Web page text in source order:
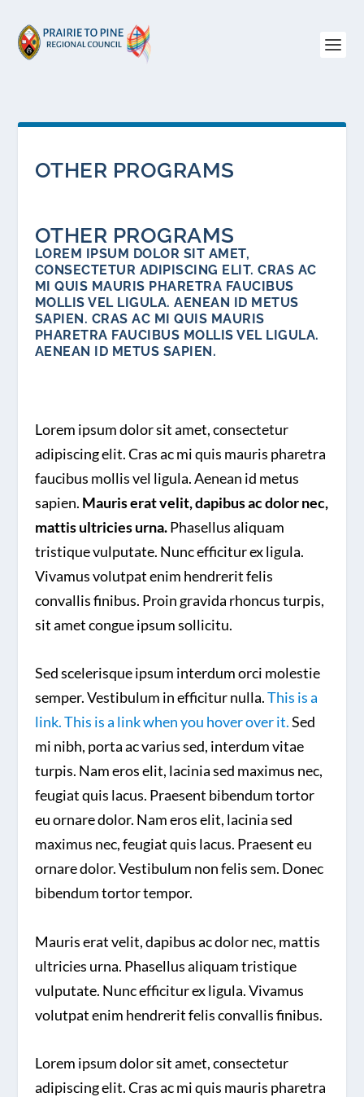
OTHER PROGRAMS
OTHER PROGRAMS
LOREM IPSUM DOLOR SIT AMET,
CONSECTETUR ADIPISCING ELIT. CRAS AC
MI QUIS MAURIS PHARETRA FAUCIBUS
MOLLIS VEL LIGULA. AENEAN ID METUS
SAPIEN. CRAS AC MI QUIS MAURIS
PHARETRA FAUCIBUS MOLLIS VEL LIGULA.
AENEAN ID METUS SAPIEN.
Lorem ipsum dolor sit amet, consectetur
adipiscing elit. Cras ac mi quis mauris pharetra
faucibus mollis vel ligula. Aenean id metus
sapien. Mauris erat velit, dapibus ac dolor nec,
mattis ultricies urna.Phasellus aliquam
tristique vulputate. Nunc efficitur ex ligula.
Vivamus volutpat enim hendrerit felis
convallis finibus. Proin gravida rhoncus turpis,
sit amet congue ipsum sollicitu.
Sed scelerisque ipsum interdum orci molestie
semper. Vestibulum in efficitur nulla.This is a
link. This is a link when you hover over it.Sed
mi nibh, porta ac varius sed, interdum vitae
turpis. Nam eros elit, lacinia sed maximus nec,
feugiat quis lacus. Praesent bibendum tortor
eu ornare dolor. Nam eros elit, lacinia sed
maximus nec, feugiat quis lacus. Praesent eu
ornare dolor. Vestibulum non felis sem. Donec
bibendum tortor tempor.
Mauris erat velit, dapibus ac dolor nec, mattis
ultricies urna. Phasellus aliquam tristique
vulputate. Nunc efficitur ex ligula. Vivamus
volutpat enim hendrerit felis convallis finibus.
Lorem ipsum dolor sit amet, consectetur
adipiscing elit. Cras ac mi quis mauris pharetra